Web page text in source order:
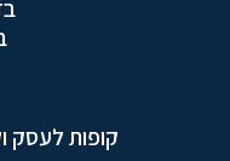
קופות לעסק